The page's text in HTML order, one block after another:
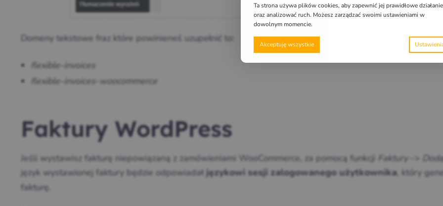
Domeny tekstowe fraz które powinieneś uzupełnić to:
flexible-invoices
flexible-invoices-woocommerce
Faktury WordPress
Jeśli wystawisz fakturę niepowiązaną z zamówieniami WooCommerce, za pomocą funkcji Faktury ->
język wystawionej faktury będzie odpowiadał językowi sesji zalogowanego użytkownika, który
fakturę.
Ta strona używa plików cookies, aby zapewnić jej prawidłowe działanie
oraz analizować ruch. Możesz zarządzać swoimi ustawieniami w
dowolnym momencie.
Akceptuję wszystkie